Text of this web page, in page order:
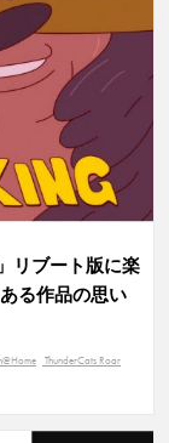
リブート版に楽
る作品の思い
ThunderCats Roar